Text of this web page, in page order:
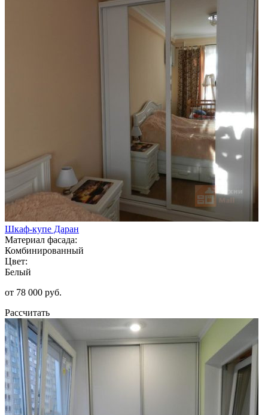
Шкаф-купе Даран
Материал фасада:
Комбинированный
Цвет:
Белый
от 78 000 руб.
Рассчитать